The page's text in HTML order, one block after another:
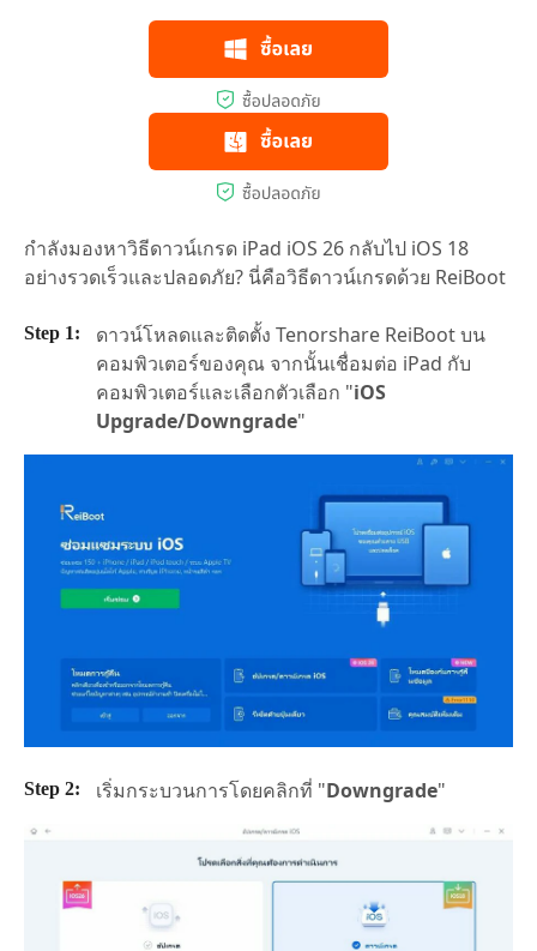
กำลังมองหาวิธีดาวน์เกรด iPad iOS 26 กลับไป iOS 18
อย่างรวดเร็วและปลอดภัย? นี่คือวิธีดาวน์เกรดด้วย ReiBoot
ดาวน์โหลดและติดตั้ง Tenorshare ReiBoot บน
คอมพิวเตอร์ของคุณ จากนั้นเชื่อมต่อ iPad กับ
คอมพิวเตอร์และเลือกตัวเลือก "iOS
Upgrade/Downgrade"
เริ่มกระบวนการโดยคลิกที่ "Downgrade"